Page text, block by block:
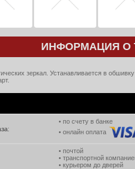
ИНФОРМАЦИЯ О
зеркал. Устанавливается в
:
• по счету в банке
• онлайн оплата
• почтой
• транспортной
• курьером до дверей